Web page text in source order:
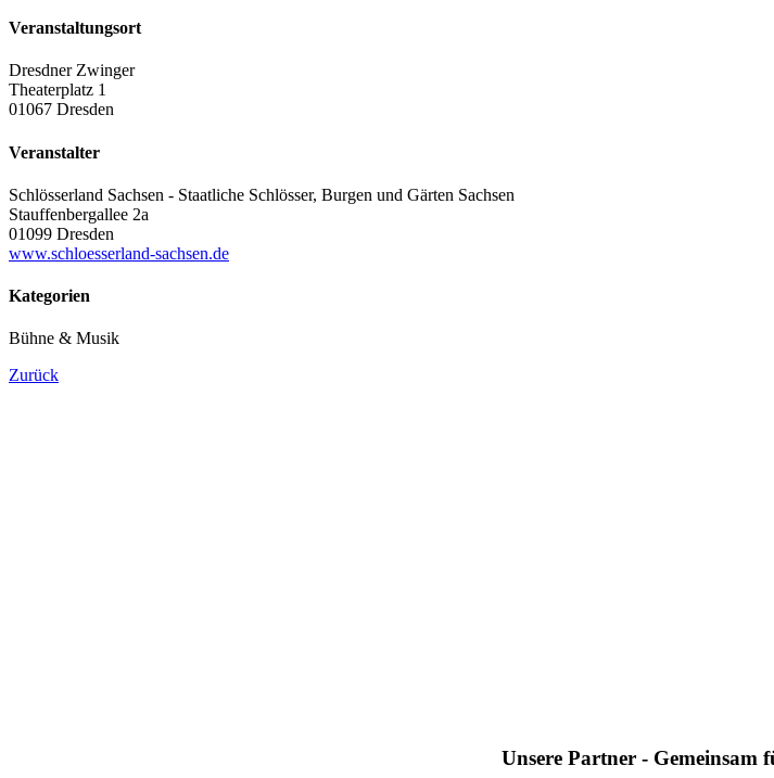
Veranstaltungsort
Dresdner Zwinger
Theaterplatz 1
01067 Dresden
Veranstalter
Schlösserland Sachsen - Staatliche Schlösser, Burgen und Gärten Sachsen
Stauffenbergallee 2a
01099 Dresden
www.schloesserland-sachsen.de
Kategorien
Bühne & Musik
Zurück
Unsere Partner - Gemeinsam